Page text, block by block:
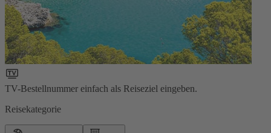
TV-Bestellnummer einfach als Reiseziel eingeben.
Reisekategorie